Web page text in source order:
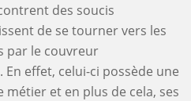
des soucis
de se tourner vers les
par le couvreur
effet, celui-ci possède une
métier et en plus de cela, ses